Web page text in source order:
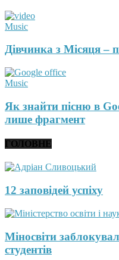
Music
Дівчинка з Місяця –
Music
Як знайти пісню в
лише фрагмент
ГОЛОВНЕ
12 заповідей успіху
Міносвіти
студентів